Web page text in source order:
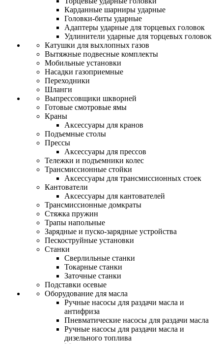
Карданные шарниры ударные
Головки-биты ударные
Адаптеры ударные для торцевых головок
Удлинители ударные для торцевых головок
Катушки для выхлопных газов
Вытяжные подвесные комплекты
Мобильные установки
Насадки газоприемные
Переходники
Шланги
Выпрессовщики шкворней
Готовые смотровые ямы
Краны
Аксессуары для кранов
Подъемные столы
Прессы
Аксессуары для прессов
Тележки и подъемники колес
Трансмиссионные стойки
Аксессуары для трансмиссионных стоек
Кантователи
Аксессуары для кантователей
Трансмиссионные домкраты
Стяжка пружин
Трапы напольные
Зарядные и пуско-зарядные устройства
Пескоструйные установки
Станки
Сверлильные станки
Токарные станки
Заточные станки
Подставки осевые
Оборудование для масла
Ручные насосы для раздачи масла и
антифриза
Пневматические насосы для раздачи масла
Ручные насосы для раздачи масла и
дизельного топлива